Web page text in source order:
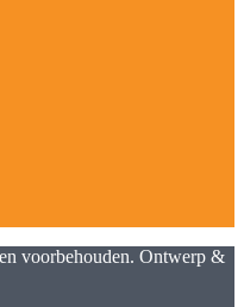
voorbehouden. Ontwerp &